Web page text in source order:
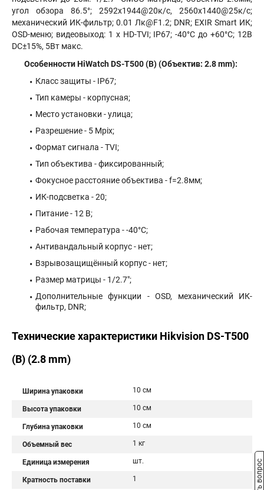
угол обзора 86.5°; 2592x1944@20к/с, 2560x1440@25к/с;
механический ИК-фильтр; 0.01 Лк@F1.2; DNR; EXIR Smart ИК;
OSD-меню; видеовыход: 1 х HD-TVI; IP67; -40°С до +60°С; 12В
DC±15%, 5Вт макс.
Особенности HiWatch DS-T500 (B) (Объектив: 2.8 mm):
Класс защиты - IP67;
Тип камеры - корпусная;
Место установки - улица;
Разрешение - 5 Mpix;
Формат сигнала - TVI;
Тип объектива - фиксированный;
Фокусное расстояние объектива - f=2.8мм;
ИК-подсветка - 20;
Питание - 12 В;
Рабочая температура - -40°С;
Антивандальный корпус - нет;
Взрывозащищённый корпус - нет;
Размер матрицы - 1/2.7";
Дополнительные функции - OSD, механический ИК-
фильтр, DNR;
Технические характеристики Hikvision DS-T500
(B) (2.8 mm)
Ширина упаковки 10 см
Высота упаковки 10 см
Глубина упаковки 10 см
Объемный вес 1 кг
Единица измерения шт.
Кратность поставки 1